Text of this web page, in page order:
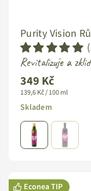
Purity Vision
Revitalizuje a
349 Kč
139,6 Kč / 100 ml
Skladem
Econea TIP